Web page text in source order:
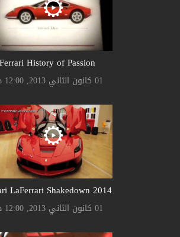
Ferrari History of Passion
01 كانون الثاني 2013, 12:00 ص
LaFerrari Shakedown 2014
01 كانون الثاني 2013, 12:00 ص